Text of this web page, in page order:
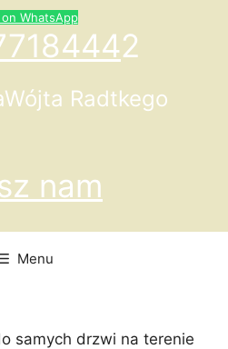
WhatsApp
2
Radtkego
nam
Menu
samych drzwi na terenie